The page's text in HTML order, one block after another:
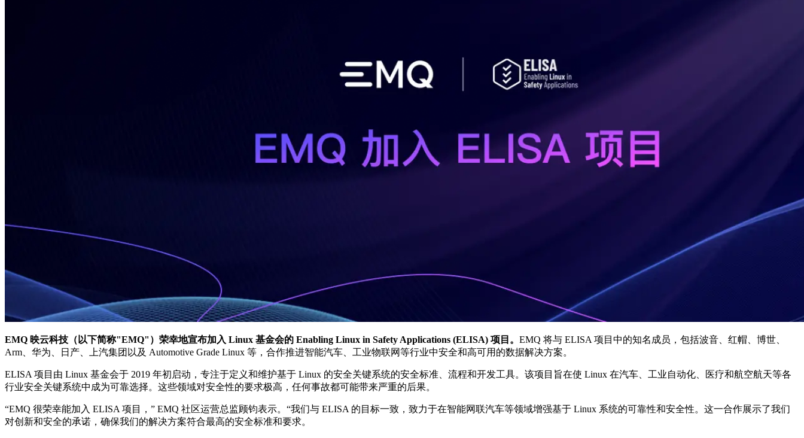
EMQ 映云科技（以下简称"EMQ"）荣幸地宣布加入 Linux 基金会的 Enabling Linux in Safety Applications (ELISA) 项目。 EMQ 将与 ELISA 项目中的知名成员，包括波音、红帽、博世、
Arm、华为、日产、上汽集团以及 Automotive Grade Linux 等，合作推进智能汽车、工业物联网等行业中安全和高可用的数据解决方案。
ELISA 项目由 Linux 基金会于 2019 年初启动，专注于定义和维护基于 Linux 的安全关键系统的安全标准、流程和开发工具。该项目旨在使 Linux 在汽车、工业自动化、医疗和航空航天等各
行业安全关键系统中成为可靠选择。这些领域对安全性的要求极高，任何事故都可能带来严重的后果。
“EMQ 很荣幸能加入 ELISA 项目，” EMQ 社区运营总监顾钧表示。“我们与 ELISA 的目标一致，致力于在智能网联汽车等领域增强基于 Linux 系统的可靠性和安全性。这一合作展示了我们
对创新和安全的承诺，确保我们的解决方案符合最高的安全标准和要求。